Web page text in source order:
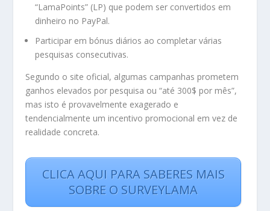
“LamaPoints” (LP) que podem ser convertidos em
dinheiro no PayPal.
Participar em bónus diários ao completar várias
pesquisas consecutivas.
Segundo o site oficial, algumas campanhas prometem
ganhos elevados por pesquisa ou “até 300$ por mês”,
mas isto é provavelmente exagerado e
tendencialmente um incentivo promocional em vez de
realidade concreta.
CLICA AQUI PARA SABERES MAIS
SOBRE O SURVEYLAMA